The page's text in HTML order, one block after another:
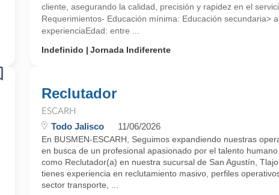
cliente, asegurando la calidad, precisión y rapidez en el
Requerimientos- Educación mínima: Educación secundaria>
experienciaEdad: entre ...
Indefinido
Jornada Indiferente
Reclutador
ESCARH
Todo Jalisco 11/06/2026
En BUSMEN-ESCARH, Seguimos expandiendo nuestras
en busca de un profesional apasionado por el talento
como Reclutador(a) en nuestra sucursal de San Agustín,
tienes experiencia en reclutamiento masivo, perfiles
sector transporte, ...